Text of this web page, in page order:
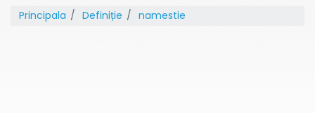
Principala Definiție namestie